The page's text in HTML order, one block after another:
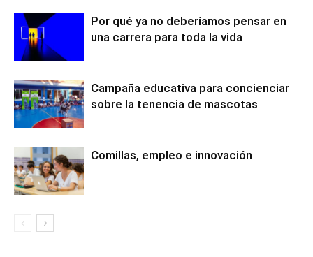
Por qué ya no deberíamos pensar en
una carrera para toda la vida
Campaña educativa para concienciar
sobre la tenencia de mascotas
Comillas, empleo e innovación